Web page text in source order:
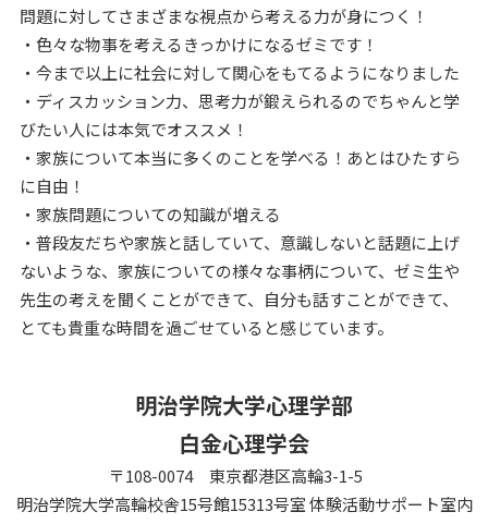
問題に対してさまざまな視点から考える力が身につく！
・色々な物事を考えるきっかけになるゼミです！
・今まで以上に社会に対して関心をもてるようになりました
・ディスカッション力、思考力が鍛えられるのでちゃんと学
びたい人には本気でオススメ！
・家族について本当に多くのことを学べる！あとはひたすら
に自由！
・家族問題についての知識が増える
・普段友だちや家族と話していて、意識しないと話題に上げ
ないような、家族についての様々な事柄について、ゼミ生や
先生の考えを聞くことができて、自分も話すことができて、
とても貴重な時間を過ごせていると感じています。
明治学院大学心理学部
白金心理学会
〒108-0074 東京都港区高輪3-1-5
明治学院大学高輪校舎15号館15313号室 体験活動サポート室内